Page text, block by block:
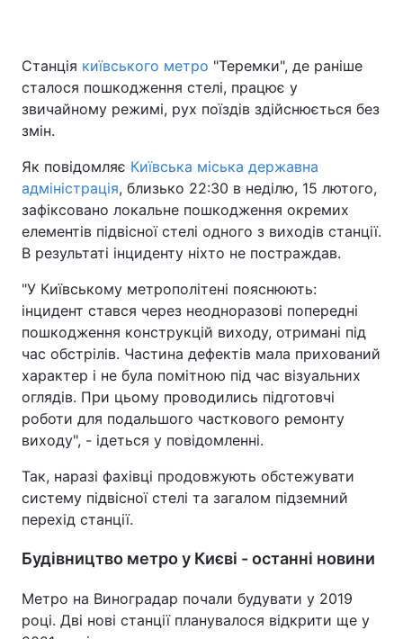
Станція київського метро "Теремки", де раніше
сталося пошкодження стелі, працює у
звичайному режимі, рух поїздів здійснюється без
змін.
Як повідомляє Київська міська державна
адміністрація, близько 22:30 в неділю, 15 лютого,
зафіксовано локальне пошкодження окремих
елементів підвісної стелі одного з виходів станції.
В результаті інциденту ніхто не постраждав.
"У Київському метрополітені пояснюють:
інцидент стався через неодноразові попередні
пошкодження конструкцій виходу, отримані під
час обстрілів. Частина дефектів мала прихований
характер і не була помітною під час візуальних
оглядів. При цьому проводились підготовчі
роботи для подальшого часткового ремонту
виходу", - ідеться у повідомленні.
Так, наразі фахівці продовжують обстежувати
систему підвісної стелі та загалом підземний
перехід станції.
Будівництво метро у Києві - останні новини
Метро на Виноградар почали будувати у 2019
році. Дві нові станції планувалося відкрити ще у